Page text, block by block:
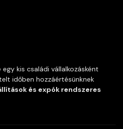
kis családi vállalkozásként
időben hozzáértésünknek
és expók rendszeres